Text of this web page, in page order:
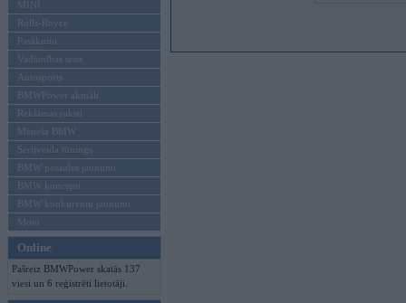
MINI
Rolls-Royce
Pasākumi
Vadāmības tests
Autosports
BMWPower aktuāli
Reklāmas raksti
Mēneša BMW
Sērijveida tūnings
BMW pasaules jaunumi
BMW koncepti
BMW konkurentu jaunumi
Moto
Online
Pašreiz BMWPower skatās 137
viesi un 6 reģistrēti lietotāji.